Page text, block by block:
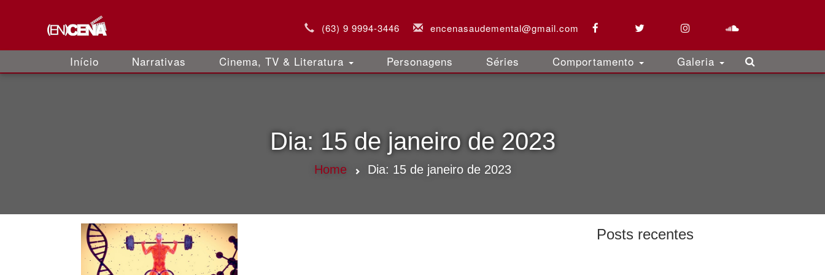
(63) 9 9994-3446 encenasaudemental@gmail.com
Início Narrativas Cinema, TV & Literatura Personagens Séries Comportamento Galeria
Dia: 15 de janeiro de 2023
Home Dia: 15 de janeiro de 2023
Posts recentes